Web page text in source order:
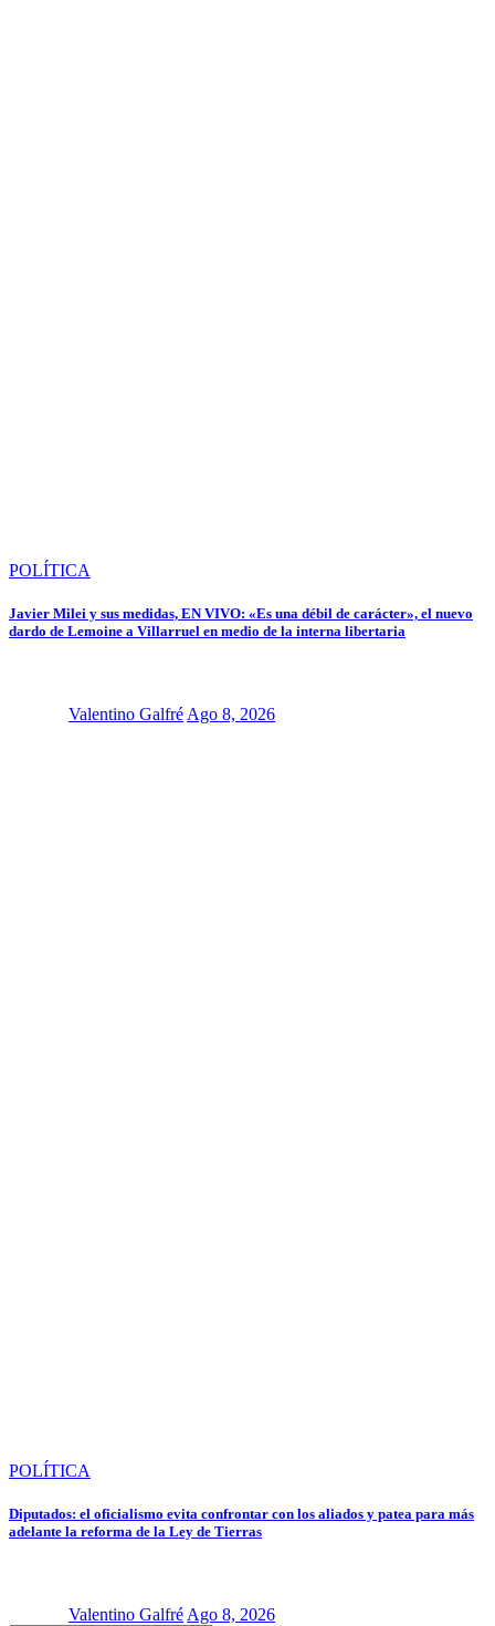
POLÍTICA
Javier Milei y sus medidas, EN VIVO: «Es una débil de carácter», el nuevo
dardo de Lemoine a Villarruel en medio de la interna libertaria
Valentino Galfré Ago 8, 2026
POLÍTICA
Diputados: el oficialismo evita confrontar con los aliados y patea para más
adelante la reforma de la Ley de Tierras
Valentino GalfréAgo 8, 2026